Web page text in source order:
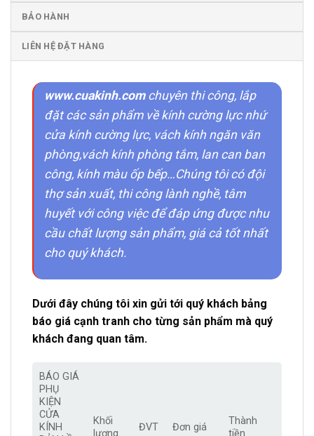
BẢO HÀNH
LIÊN HỆ ĐẶT HÀNG
www.cuakinh.comchuyên thi công, lắp
đặt các sản phẩm về kính cường lực nhứ
cửa kính cường lực, vách kính ngăn văn
phòng,vách kính phòng tắm, lan can ban
công, kính màu ốp bếp…Chúng tôi có đội
thợ sản xuất, thi công lành nghề, tâm
huyết với công việc để đáp ứng được nhu
cầu chất lượng sản phẩm, giá cả tốt nhất
cho quý khách.
Dưới đây chúng tôi xin gửi tới quý khách bảng
báo giá cạnh tranh cho từng sản phẩm mà quý
khách đang quan tâm.
BÁO GIÁ
PHỤ
KIỆN
CỬA
KÍNH
Khối
ĐVT Đơn giá
Thành